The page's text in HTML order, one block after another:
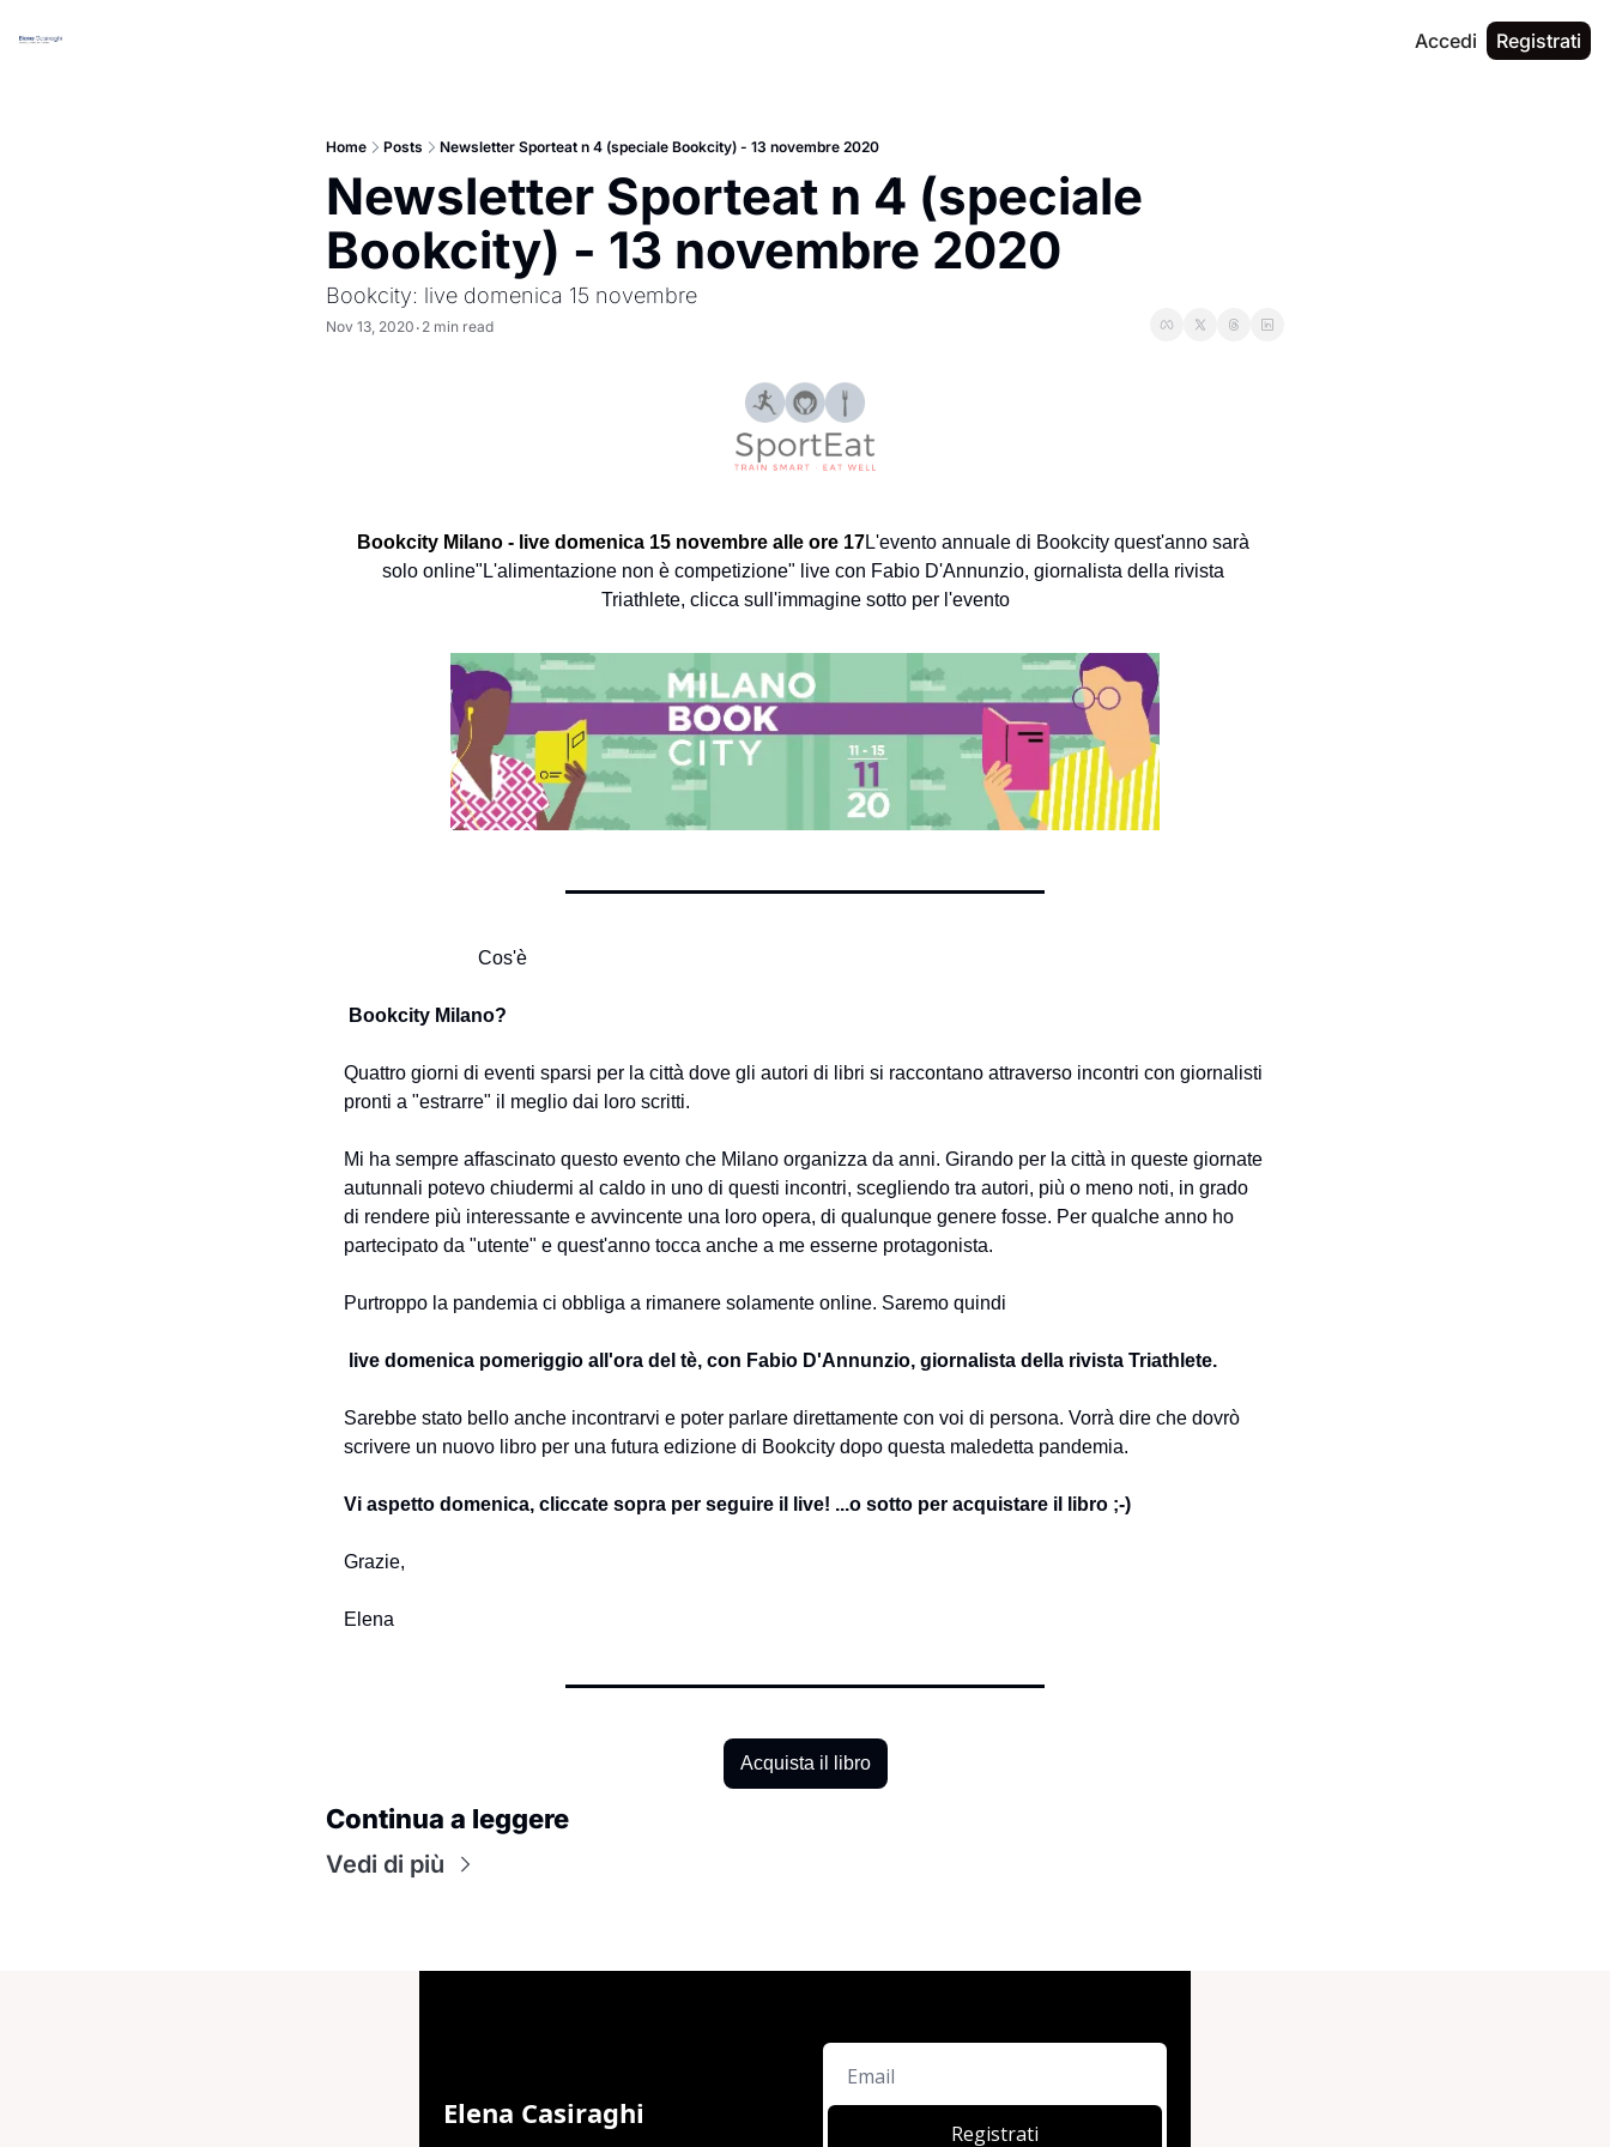
Accedi Registrati
Home Posts Newsletter Sporteat n 4 (speciale Bookcity) - 13 novembre 2020
Newsletter Sporteat n 4 (speciale
Bookcity) - 13 novembre 2020
Bookcity: live domenica 15 novembre
Nov 13, 2020 • 2 min read
Bookcity Milano - live domenica 15 novembre alle ore 17L'evento annuale di Bookcity quest'anno sarà
solo online"L'alimentazione non è competizione" live con Fabio D'Annunzio, giornalista della rivista
Triathlete, clicca sull'immagine sotto per l'evento
                            Cos'è
Bookcity Milano?
Quattro giorni di eventi sparsi per la città dove gli autori di libri si raccontano attraverso incontri con giornalisti
pronti a "estrarre" il meglio dai loro scritti.
Mi ha sempre affascinato questo evento che Milano organizza da anni. Girando per la città in queste giornate
autunnali potevo chiudermi al caldo in uno di questi incontri, scegliendo tra autori, più o meno noti, in grado
di rendere più interessante e avvincente una loro opera, di qualunque genere fosse. Per qualche anno ho
partecipato da "utente" e quest'anno tocca anche a me esserne protagonista.
Purtroppo la pandemia ci obbliga a rimanere solamente online. Saremo quindi
live domenica pomeriggio all'ora del tè, con Fabio D'Annunzio, giornalista della rivista Triathlete.
Sarebbe stato bello anche incontrarvi e poter parlare direttamente con voi di persona. Vorrà dire che dovrò
scrivere un nuovo libro per una futura edizione di Bookcity dopo questa maledetta pandemia.
Vi aspetto domenica, cliccate sopra per seguire il live! ...o sotto per acquistare il libro ;-)
Grazie,
Elena
Acquista il libro
Continua a leggere
Vedi di più
Elena Casiraghi
Registrati